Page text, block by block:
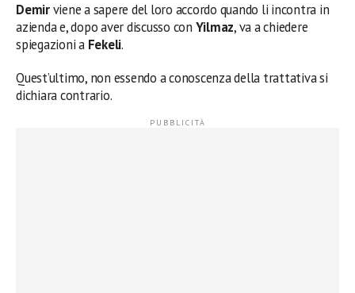
Demirviene a sapere del loro accordo quando li incontra in
azienda e, dopo aver discusso con Yilmaz, va a chiedere
spiegazioni a Fekeli.
Quest’ultimo, non essendo a conoscenza della trattativa si
dichiara contrario.